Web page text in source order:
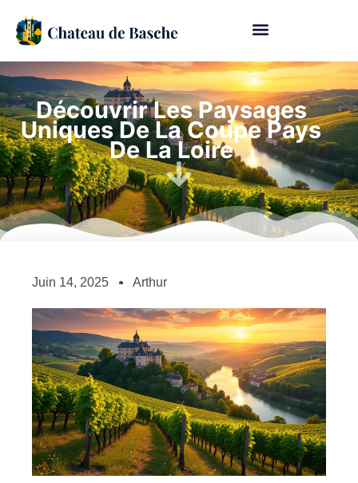
Découvrir Les Paysages
Uniques De La Coupe Pays
De La Loire
Juin 14, 2025 Arthur